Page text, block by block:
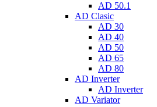
AD 50.1
AD Clasic
AD 30
AD 40
AD 50
AD 65
AD 80
AD Inverter
AD Inverter
AD Variator